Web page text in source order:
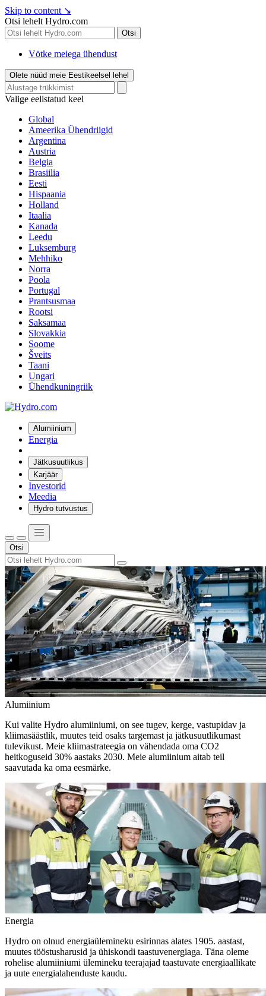
Skip to content ↘
Otsi lehelt Hydro.com
Otsi
Vötke meiega ühendust
Olete nüüd meie Eestikeelsel lehel
Valige eelistatud keel
Global
Ameerika Ühendriigid
Argentina
Austria
Belgia
Brasiilia
Eesti
Hispaania
Holland
Itaalia
Kanada
Leedu
Luksemburg
Mehhiko
Norra
Poola
Portugal
Prantsusmaa
Rootsi
Saksamaa
Slovakkia
Soome
Šveits
Taani
Ungari
Ühendkuningriik
Alumiinium
Energia
Jätkusuutlikus
Karjäär
Investorid
Meedia
Hydro tutvustus
Otsi
Alumiinium
Kui valite Hydro alumiiniumi, on see tugev, kerge, vastupidav ja
kliimasäästlik, muutes teid osaks targemast ja jätkusuutlikumast
tulevikust. Meie kliimastrateegia on vähendada oma CO2
heitkoguseid 30% aastaks 2030. Meie alumiinium aitab teil
saavutada ka oma eesmärke.
Energia
Hydro on olnud energiaülemineku esirinnas alates 1905. aastast,
muutes tööstusharusid ja ühiskondi taastuvenergiaga. Täna oleme
rohelise alumiiniumi ülemineku teerajajad taastuvate energiaallikate
ja uute energialahenduste kaudu.